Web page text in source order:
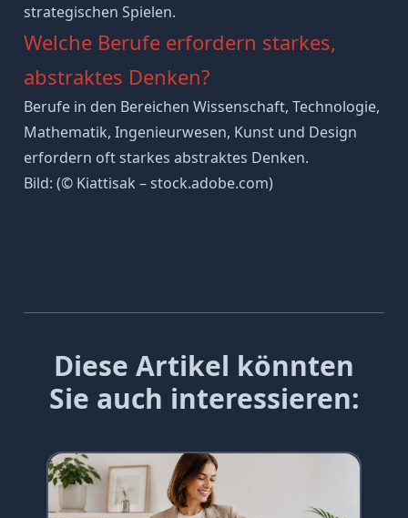
strategischen Spielen.
Welche Berufe erfordern starkes,
abstraktes Denken?
Berufe in den Bereichen Wissenschaft, Technologie,
Mathematik, Ingenieurwesen, Kunst und Design
erfordern oft starkes abstraktes Denken.
Bild: (© Kiattisak – stock.adobe.com)
Diese Artikel könnten
Sie auch interessieren: